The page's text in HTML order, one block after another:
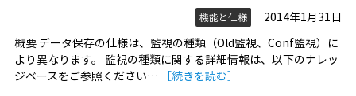
機能と仕様
2014年1月31日
概要 データ保存の仕様は、監視の種類（Old監視、Conf監視）に
より異なります。 監視の種類に関する詳細情報は、以下のナレッ
ジベースをご参照ください…
［続きを読む］